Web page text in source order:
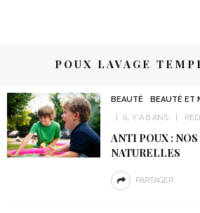
POUX LAVAGE
BEAUTÉ BEAUTÉ ET
IL Y A 6 ANS
ANTI POUX :
NATURELLES
PARTAGER